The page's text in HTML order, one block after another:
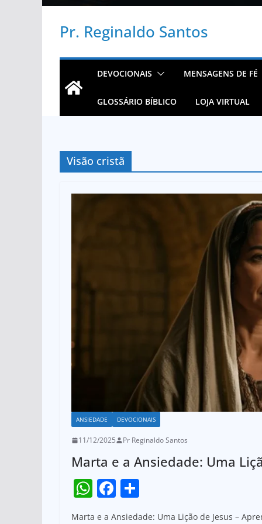
Pr. Reginaldo Santos
DEVOCIONAIS MENSAGENS DE FÉ
GLOSSÁRIO BÍBLICO LOJA VIRTUAL
Visão cristã
ANSIEDADE DEVOCIONAIS
11/12/2025 Pr Reginaldo Santos
Marta e a Ansiedade: Uma
W F
h
Marta e a Ansiedade: Uma Lição de Jesus –